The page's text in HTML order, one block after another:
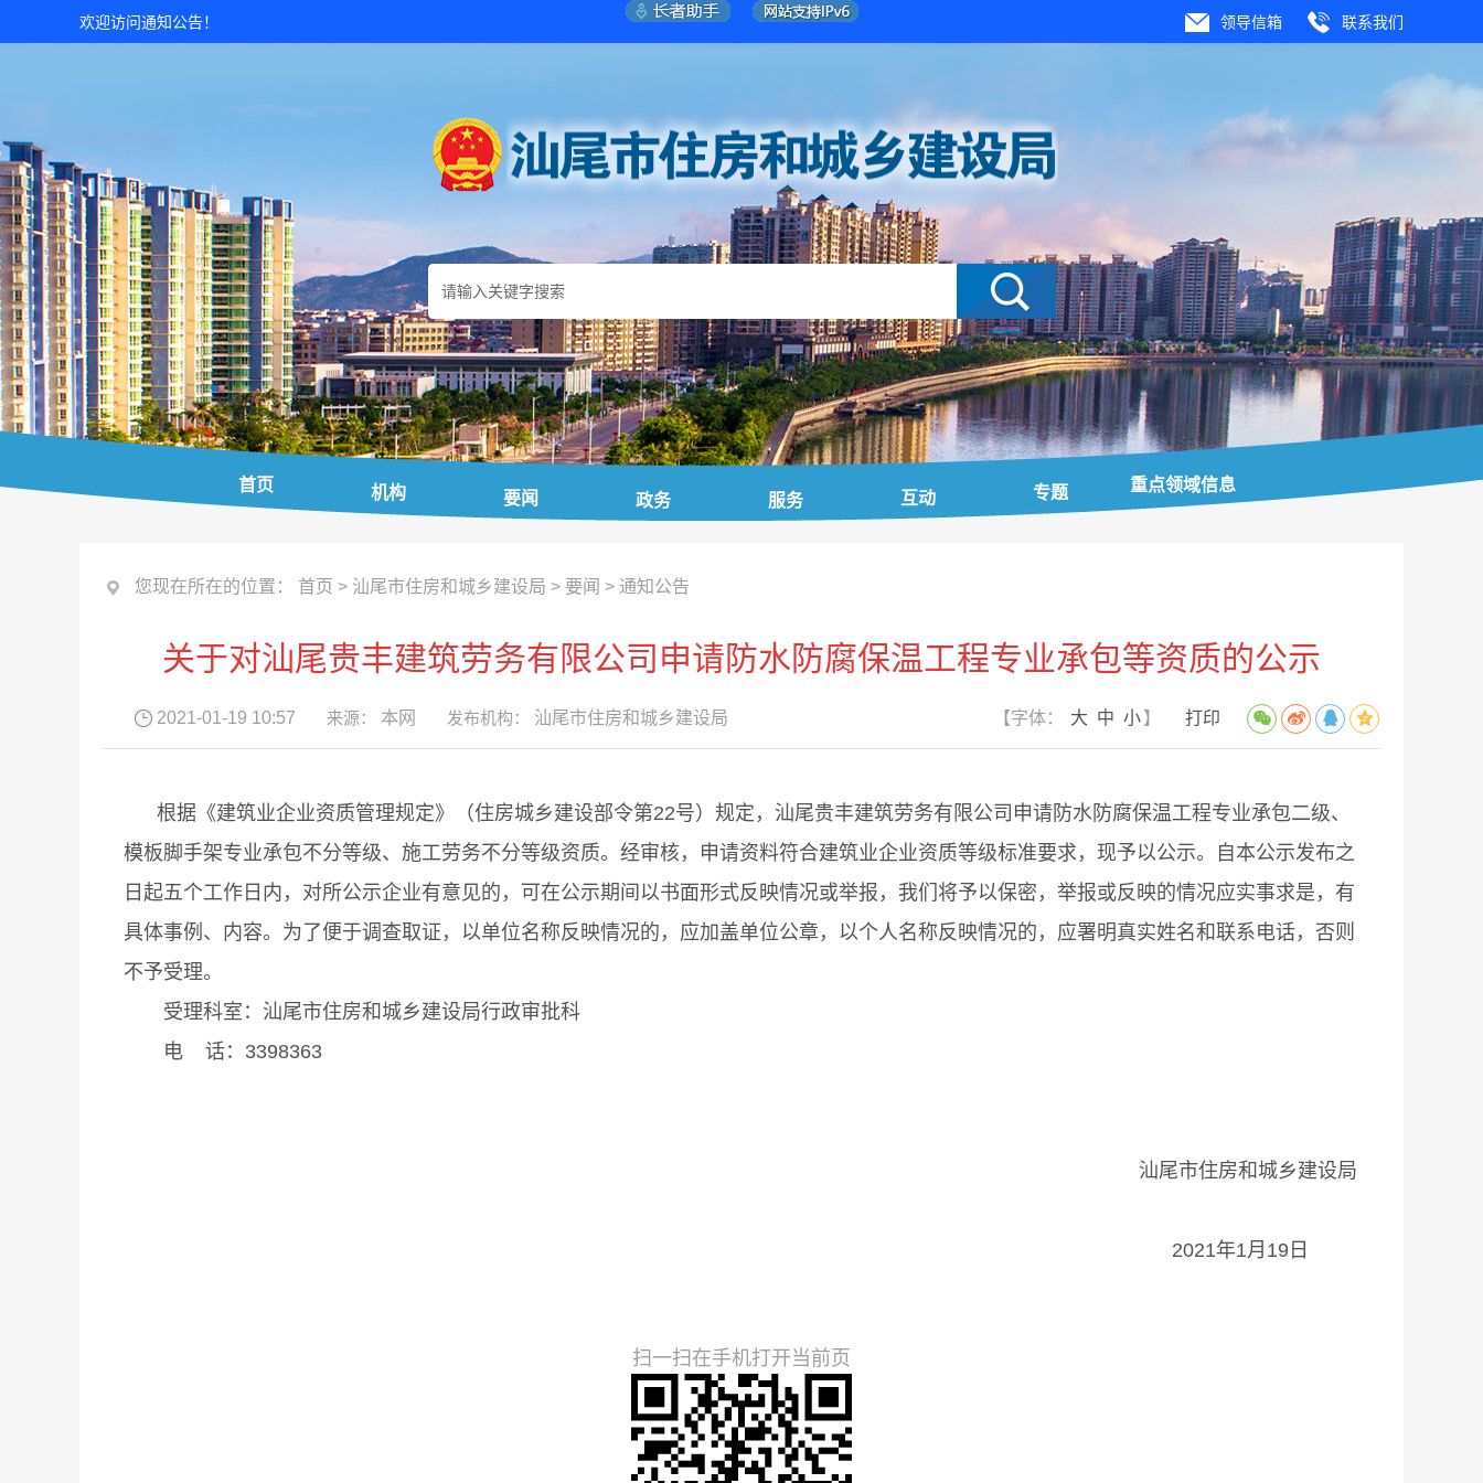
欢迎访问通知公告！ 领导信箱 联系我们
首页 机构 要闻 政务 服务 互动 专题 重点领域信息
您现在所在的位置： 首页 > 汕尾市住房和城乡建设局 > 要闻 > 通知公告
关于对汕尾贵丰建筑劳务有限公司申请防水防腐保温工程专业承包等资质的公示
2021-01-19 10:57 来源： 本网 发布机构： 汕尾市住房和城乡建设局 【字体： 大 中 小 】 打印
根据《建筑业企业资质管理规定》（住房城乡建设部令第22号）规定，汕尾贵丰建筑劳务有限公司申请防水防腐保温工程专业承包二级、
模板脚手架专业承包不分等级、施工劳务不分等级资质。经审核，申请资料符合建筑业企业资质等级标准要求，现予以公示。自本公示发布之
日起五个工作日内，对所公示企业有意见的，可在公示期间以书面形式反映情况或举报，我们将予以保密，举报或反映的情况应实事求是，有
具体事例、内容。为了便于调查取证，以单位名称反映情况的，应加盖单位公章，以个人名称反映情况的，应署明真实姓名和联系电话，否则
不予受理。
受理科室：汕尾市住房和城乡建设局行政审批科
电 话：3398363
汕尾市住房和城乡建设局
2021年1月19日
扫一扫在手机打开当前页